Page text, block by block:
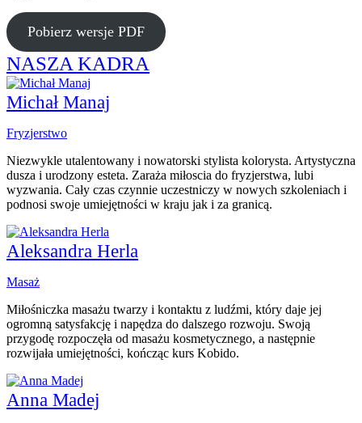
Pobierz wersje PDF
NASZA KADRA
Michał Manaj
Fryzjerstwo
Niezwykle utalentowany i nowatorski stylista kolorysta. Artystyczna
dusza i urodzony esteta. Zaraża miłoscia do fryzjerstwa, lubi
wyzwania. Cały czas czynnie uczestniczy w nowych szkoleniach i
podnosi swoje umiejętności w kraju jak i za granicą.
Aleksandra Herla
Masaż
Miłośniczka masażu twarzy i kontaktu z ludźmi, który daje jej
ogromną satysfakcję i napędza do dalszego rozwoju. Swoją
przygodę rozpoczęła od masażu kosmetycznego, a następnie
rozwijała umiejętności, kończąc kurs Kobido.
Anna Madej